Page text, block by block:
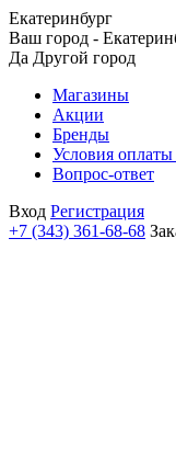
Екатеринбург
Ваш город -
Да Другой город
Магазины
Акции
Бренды
Условия оплаты
Вопрос-ответ
Вход Регистрация
+7 (343) 361-68-68